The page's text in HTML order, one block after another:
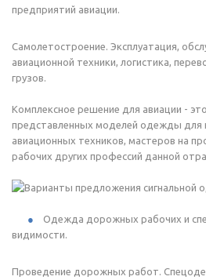
предприятий авиации.
Самолетостроение. Эксплуатация,
авиационной техники, логистика,
грузов.
Комплексное решение для авиации -
представленных моделей одежды
авиационных техников, мастеров на
рабочих других профессий данной
Одежда дорожных рабочих и
видимости.
Проведение дорожных работ.